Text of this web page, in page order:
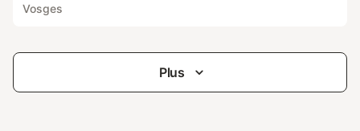
Vosges
Plus